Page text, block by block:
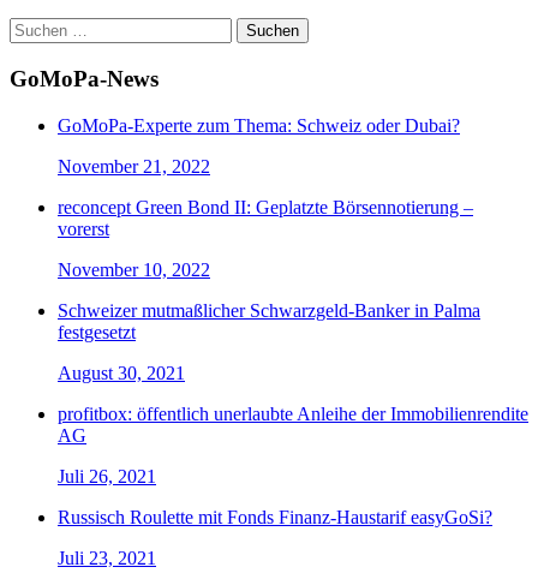
Suchen
nach:
GoMoPa-News
GoMoPa-Experte zum Thema: Schweiz oder Dubai?
November 21, 2022
reconcept Green Bond II: Geplatzte Börsennotierung –
vorerst
November 10, 2022
Schweizer mutmaßlicher Schwarzgeld-Banker in Palma
festgesetzt
August 30, 2021
profitbox: öffentlich unerlaubte Anleihe der Immobilienrendite
AG
Juli 26, 2021
Russisch Roulette mit Fonds Finanz-Haustarif easyGoSi?
Juli 23, 2021